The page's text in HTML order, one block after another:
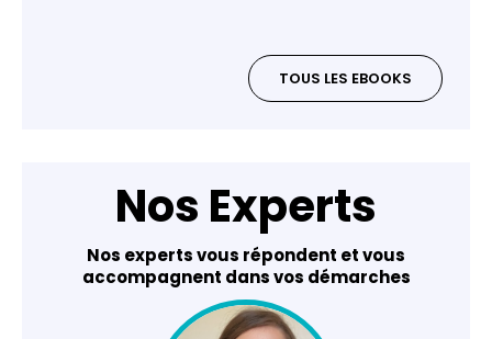
TOUS LES EBOOKS
Nos Experts
Nos experts vous répondent et vous
accompagnent dans vos démarches